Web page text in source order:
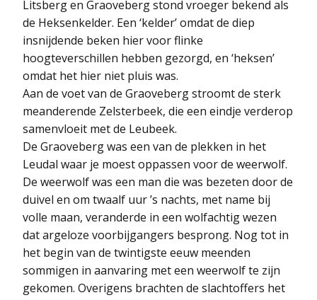
Litsberg en Graoveberg stond vroeger bekend als
de Heksenkelder. Een ‘kelder’ omdat de diep
insnijdende beken hier voor flinke
hoogteverschillen hebben gezorgd, en ‘heksen’
omdat het hier niet pluis was.
Aan de voet van de Graoveberg stroomt de sterk
meanderende Zelsterbeek, die een eindje verderop
samenvloeit met de Leubeek.
De Graoveberg was een van de plekken in het
Leudal waar je moest oppassen voor de weerwolf.
De weerwolf was een man die was bezeten door de
duivel en om twaalf uur ’s nachts, met name bij
volle maan, veranderde in een wolfachtig wezen
dat argeloze voorbijgangers besprong. Nog tot in
het begin van de twintigste eeuw meenden
sommigen in aanvaring met een weerwolf te zijn
gekomen. Overigens brachten de slachtoffers het